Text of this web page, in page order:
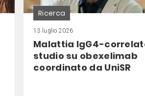
Ricerca
13 luglio 2026
Malattia IgG4-
studio su obexelimab
coordinato da UniSR